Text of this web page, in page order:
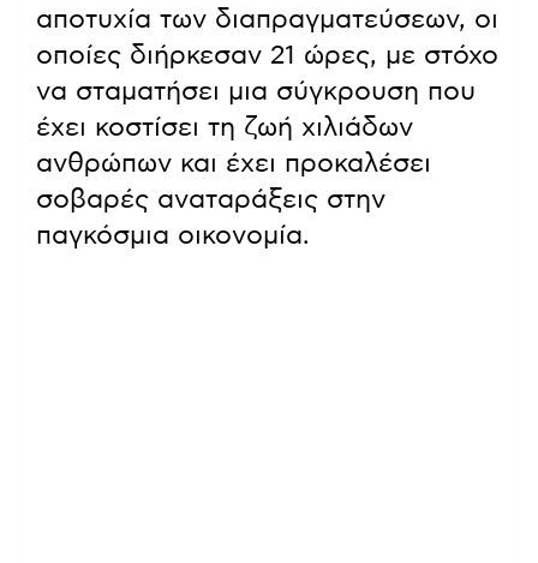
αποτυχία των διαπραγματεύσεων, οι
οποίες διήρκεσαν 21 ώρες, με στόχο
να σταματήσει μια σύγκρουση που
έχει κοστίσει τη ζωή χιλιάδων
ανθρώπων και έχει προκαλέσει
σοβαρές αναταράξεις στην
παγκόσμια οικονομία.